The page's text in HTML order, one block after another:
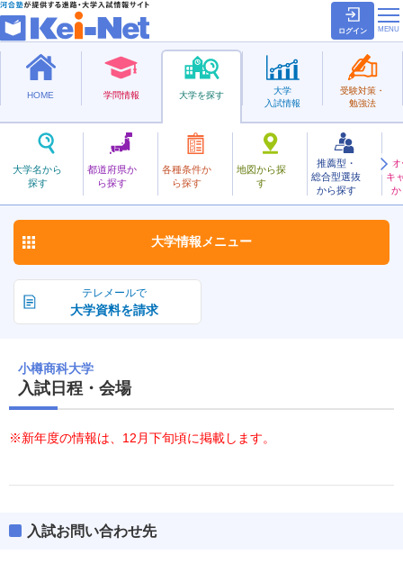
ログイン
HOME 学問情報 大学を探す
大学名から
探す
都道府県か
ら探す
各種条件か
ら探す
地図から探
す
推薦型・
総合型選抜
から探す
キ
か
大学
入試情報
受験対策・
勉強法
国立
おたるしょうか
小樽商科大学 お気に入り
テレメールで
大学資料を請求
大学情報 メニュー
小樽商科大学
入試日程・会場
※新年度の情報は、12月下旬頃に掲載します。
入試お問い合わせ先